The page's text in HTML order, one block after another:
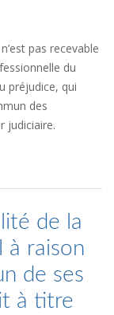
pas recevable
du
préjudice, qui
des
judiciaire.
de la
à raison
de ses
à titre